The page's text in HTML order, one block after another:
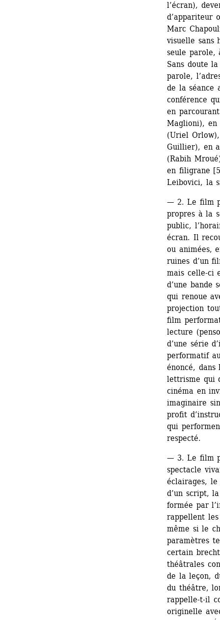
l’écran),
d’appariteur
Marc
visuelle sans
seule parole,
Sans doute
parole,
de la séance
conférence
en
Maglioni), en
(Uriel
Guillier), en
(Rabih
en filigrane
Leibovici, la
— 2. Le film
propres à la
public,
écran. Il
ou animées,
ruines d’un
mais celle-ci
d’une bande
qui renoue
projection
film
lecture
d’une série
performatif
énoncé,
lettrisme qui
cinéma en
imaginaire
profit
qui
respecté.
— 3. Le film
spectacle
éclairages, le
d’un script,
formée par
rappellent
même si le
paramètres
certain
théâtrales
de la leçon,
du théâtre,
rappelle-t-il
originelle